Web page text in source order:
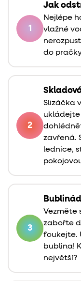
1
Jak
Nejlépe
vlažné
do
2
Slizáčka
ukládejte
zavřená.
lednice,
3
Vezměte
zabořte
foukejte.
bublina!
největší?